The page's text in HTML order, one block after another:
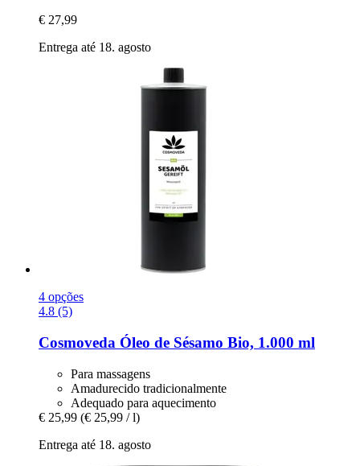
€ 27,99
Entrega até 18. agosto
4 opções
4.8 (5)
Cosmoveda Óleo de Sésamo Bio, 1.000 ml
Para massagens
Amadurecido tradicionalmente
Adequado para aquecimento
€ 25,99 (€ 25,99 / l)
Entrega até 18. agosto